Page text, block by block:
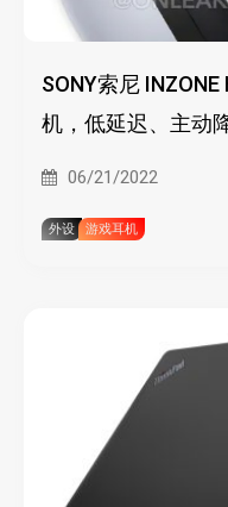
SONY索尼
机，低延迟、主动
06/21/2022
外设 游戏耳机